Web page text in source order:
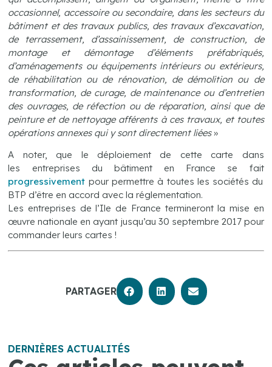
occasionnel, accessoire ou secondaire, dans les secteurs du
bâtiment et des travaux publics, des travaux d’excavation,
de terrassement, d’assainissement, de construction, de
montage et démontage d’éléments préfabriqués,
d’aménagements ou équipements intérieurs ou extérieurs,
de réhabilitation ou de rénovation, de démolition ou de
transformation, de curage, de maintenance ou d’entretien
des ouvrages, de réfection ou de réparation, ainsi que de
peinture et de nettoyage afférents à ces travaux, et toutes
opérations annexes qui y sont directement liées»
A noter, que le déploiement de cette carte dans
les entreprises du bâtiment en France se fait
progressivement pour permettre à toutes les sociétés du
BTP d’être en accord avec la réglementation.
Les entreprises de l’Ile de France termineront la mise en
œuvre nationale en ayant jusqu’au 30 septembre 2017 pour
commander leurs cartes !
PARTAGER
DERNIÈRES ACTUALITÉS